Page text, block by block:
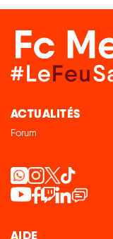
ACTUALITÉS
Forum
AIDE